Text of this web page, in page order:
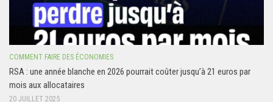
COMMENT FAIRE DES ÉCONOMIES
RSA : une année blanche en 2026 pourrait coûter jusqu’à 21 euros par
mois aux allocataires
20 JUILLET 2025